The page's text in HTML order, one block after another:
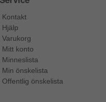
Kontakt
Hjälp
Varukorg
Mitt konto
Minneslista
Min önskelista
Offentlig önskelista